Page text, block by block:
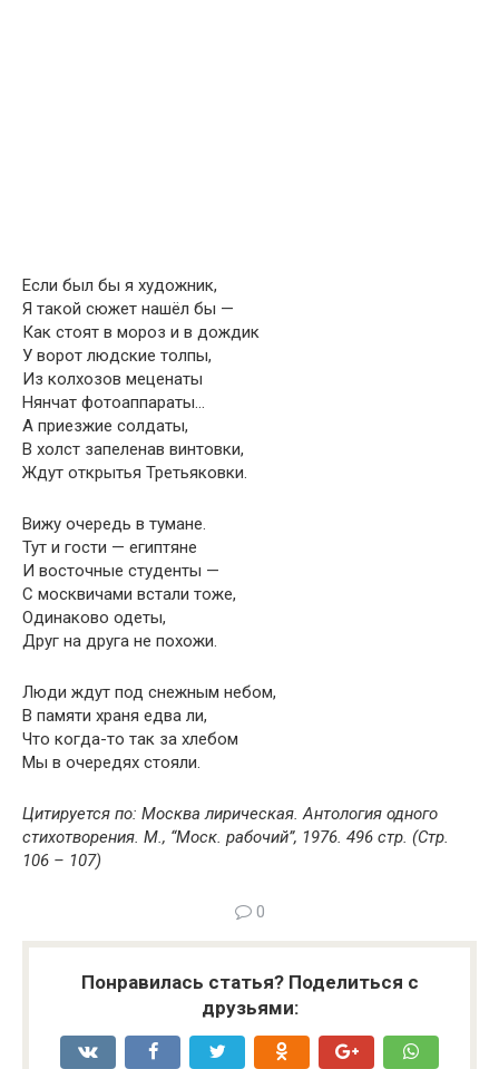
Если был бы я художник,
Я такой сюжет нашёл бы —
Как стоят в мороз и в дождик
У ворот людские толпы,
Из колхозов меценаты
Нянчат фотоаппараты…
А приезжие солдаты,
В холст запеленав винтовки,
Ждут открытья Третьяковки.
Вижу очередь в тумане.
Тут и гости — египтяне
И восточные студенты —
С москвичами встали тоже,
Одинаково одеты,
Друг на друга не похожи.
Люди ждут под снежным небом,
В памяти храня едва ли,
Что когда-то так за хлебом
Мы в очередях стояли.
Цитируется по: Москва лирическая. Антология одного
стихотворения. М., “Моск. рабочий”, 1976. 496 стр. (Стр.
106 – 107)
0
Понравилась статья? Поделиться с
друзьями: